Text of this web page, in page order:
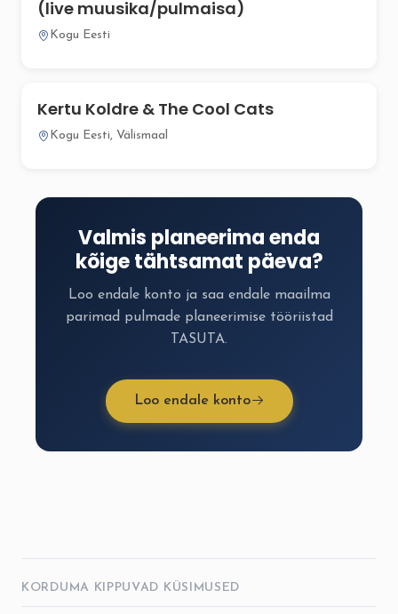
(live muusika/pulmaisa)
Kogu Eesti
Kertu Koldre & The Cool Cats
Kogu Eesti, Välismaal
Valmis planeerima enda
kõige tähtsamat päeva?
Loo endale konto ja saa endale maailma
parimad pulmade planeerimise tööriistad
TASUTA.
Loo endale konto
KORDUMA KIPPUVAD KÜSIMUSED